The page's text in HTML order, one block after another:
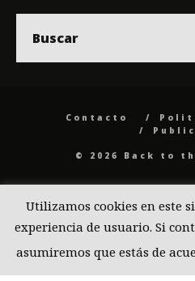
Contacto
© 2026 Back to
Utilizamos cookies en este
experiencia de usuario. Si
asumiremos que estás de